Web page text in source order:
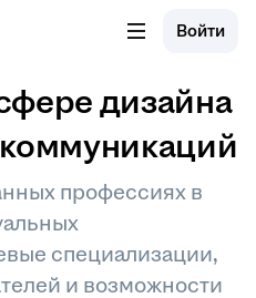
Войти
дизайна
профессиях в
специализации,
и возможности